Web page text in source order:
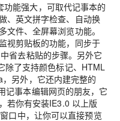
能强大，可取代记事本的
、英文拼字检查、自动换
件、全屏幕浏览功能。
视剪贴板的功能，同步于
省去粘贴的步骤。另外它
除了支持颜色标记、HTML
另外，它还内建完整的
记事本编辑网页的朋友，它
若你有安装IE3.0 以上版
口中，让你可以直接预览